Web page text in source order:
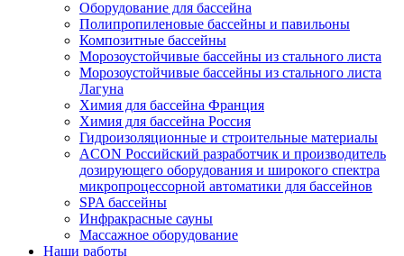
Оборудование для бассейна
Полипропиленовые бассейны и павильоны
Композитные бассейны
Морозоустойчивые бассейны из стального листа
Морозоустойчивые бассейны из стального листа
Лагуна
Химия для бассейна Франция
Химия для бассейна Россия
Гидроизоляционные и строительные материалы
ACON Российский разработчик и производитель
дозирующего оборудования и широкого спектра
микропроцессорной автоматики для бассейнов
SPA бассейны
Инфракрасные сауны
Массажное оборудование
Наши работы